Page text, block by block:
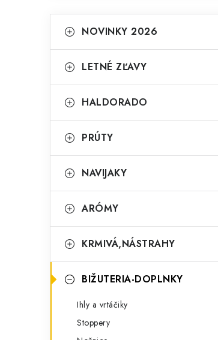
kategórie
a
e
ó
i
NOVINKY 2026
LETNÉ ZĽAVY
HALDORADO
PRÚTY
NAVIJAKY
ARÓMY
KRMIVÁ,NÁSTRAHY
BIŽUTERIA-DOPLNKY
Ihly a vrtáčiky
Stoppery